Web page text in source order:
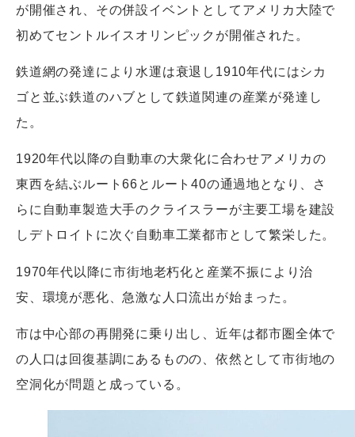
が開催され、その併設イベントとしてアメリカ大陸で
初めてセントルイスオリンピックが開催された。
鉄道網の発達により水運は衰退し1910年代にはシカ
ゴと並ぶ鉄道のハブとして鉄道関連の産業が発達し
た。
1920年代以降の自動車の大衆化に合わせアメリカの
東西を結ぶルート66とルート40の通過地となり、さ
らに自動車製造大手のクライスラーが主要工場を建設
しデトロイトに次ぐ自動車工業都市として繁栄した。
1970年代以降に市街地老朽化と産業不振により治
安、環境が悪化、急激な人口流出が始まった。
市は中心部の再開発に乗り出し、近年は都市圏全体で
の人口は回復基調にあるものの、依然として市街地の
空洞化が問題と成っている。